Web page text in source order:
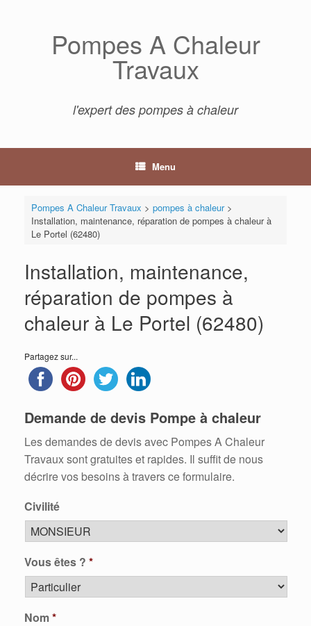
Pompes A Chaleur
Travaux
l'expert des pompes à chaleur
Menu
Pompes A Chaleur Travaux > pompes à chaleur>
Installation, maintenance, réparation de pompes à chaleur à
Le Portel (62480)
Installation, maintenance,
réparation de pompes à
chaleur à Le Portel (62480)
Partagez sur...
Demande de devis Pompe à chaleur
Les demandes de devis avec Pompes A Chaleur
Travaux sont gratuites et rapides. Il suffit de nous
décrire vos besoins à travers ce formulaire.
Civilité
Vous êtes ? *
Nom*